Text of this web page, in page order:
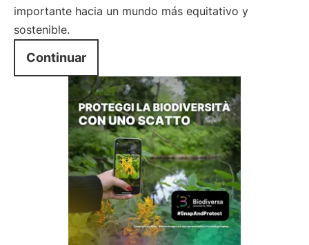
importante hacia un mundo más equitativo y
sostenible.
Continuar